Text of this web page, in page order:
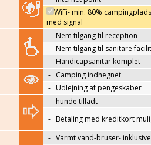
WiFi- min. 80%
med signal
- Nem tilgang til reception
- Nem tilgang til sanitare
- Handicapsanitar komplet
- Camping indhegnet
- Udlejning af pengeskaber
- hunde tilladt
- Betaling med kreditkort
- Varmt vand-bruser- inklusive